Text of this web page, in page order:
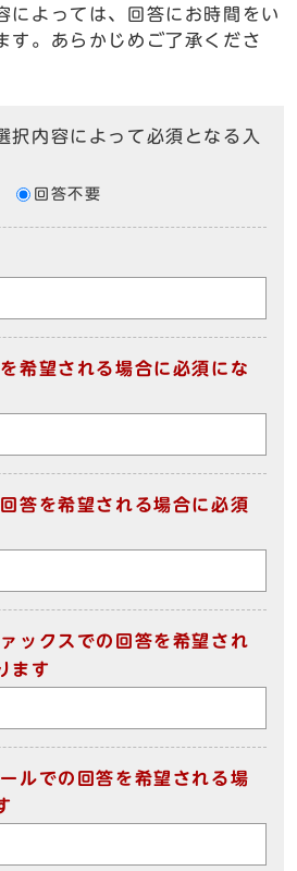
によっては、回答にお時間をい
す。あらかじめご了承くださ
択内容によって必須となる入
回答不要
希望される場合に必須にな
答を希望される場合に必須
ックスでの回答を希望され
ます
ールでの回答を希望される場